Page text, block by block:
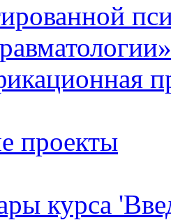
проекты
курса